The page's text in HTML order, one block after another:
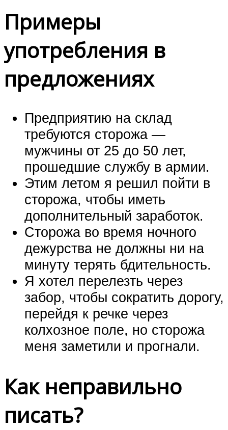
Примеры
употребления в
предложениях
Предприятию на склад
требуются сторожа —
мужчины от 25 до 50 лет,
прошедшие службу в армии.
Этим летом я решил пойти в
сторожа, чтобы иметь
дополнительный заработок.
Сторожа во время ночного
дежурства не должны ни на
минуту терять бдительность.
Я хотел перелезть через
забор, чтобы сократить дорогу,
перейдя к речке через
колхозное поле, но сторожа
меня заметили и прогнали.
Как неправильно
писать?